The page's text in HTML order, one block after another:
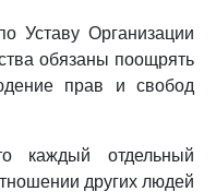
Уставу Организации
обязаны поощрять
прав и свобод
каждый отдельный
других людей